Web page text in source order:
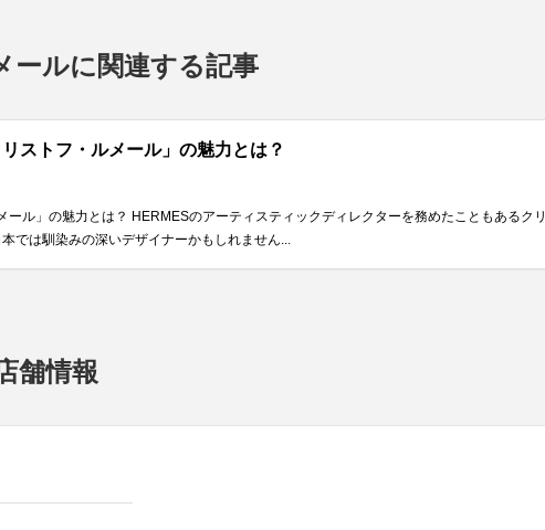
ールに関連する記事
ストフ・ルメール」の魅力とは？
ル」の魅力とは？ HERMESのアーティスティックディレクターを務めたこともあるクリ
では馴染みの深いデザイナーかもしれません...
舗情報